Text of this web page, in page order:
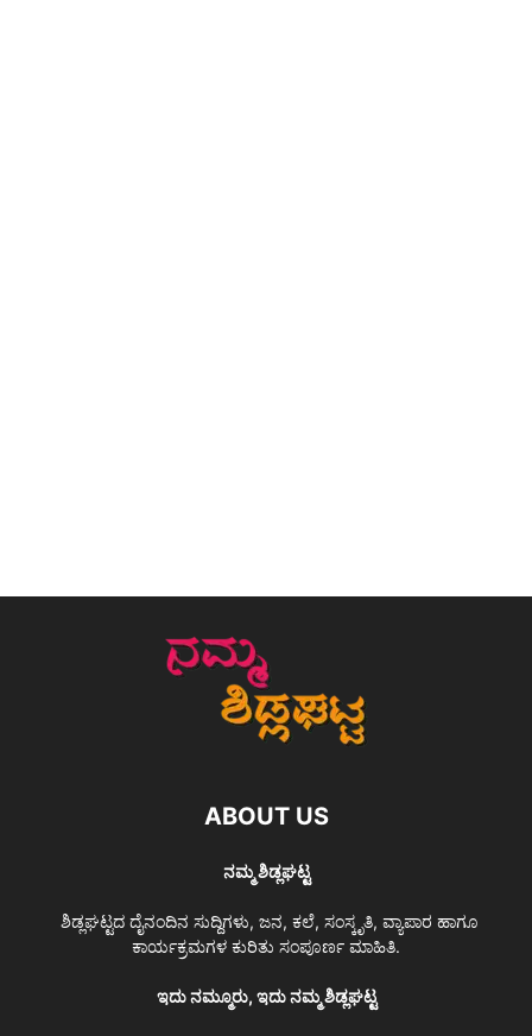
ABOUT US
ನಮ್ಮ ಶಿಡ್ಲಘಟ್ಟ
ಶಿಡ್ಲಘಟ್ಟದ ದೈನಂದಿನ ಸುದ್ದಿಗಳು, ಜನ, ಕಲೆ, ಸಂಸ್ಕೃತಿ, ವ್ಯಾಪಾರ ಹಾಗೂ
ಕಾರ್ಯಕ್ರಮಗಳ ಕುರಿತು ಸಂಪೂರ್ಣ ಮಾಹಿತಿ.
ಇದು ನಮ್ಮೂರು, ಇದು ನಮ್ಮ ಶಿಡ್ಲಘಟ್ಟ